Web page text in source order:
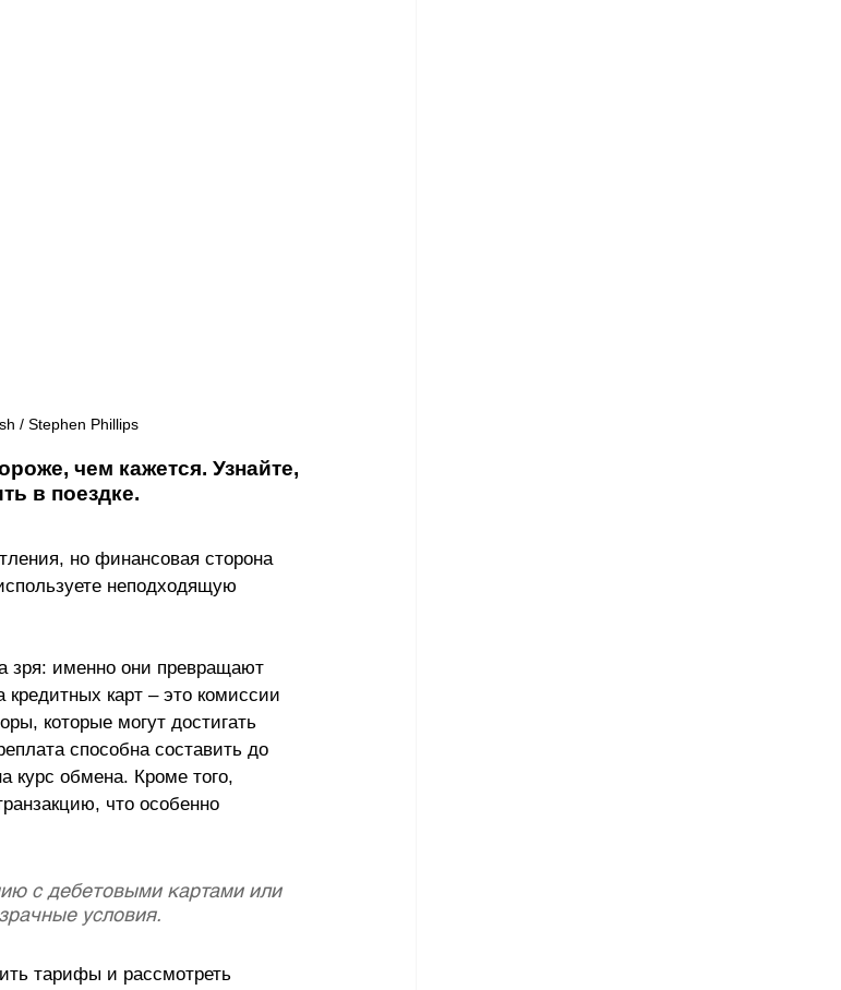
/ Stephen Phillips
чем кажется. Узнайте,
в поездке.
но финансовая сторона
неподходящую
зря: именно они превращают
карт – это комиссии
которые могут достигать
способна составить до
курс обмена. Кроме того,
что особенно
с дебетовыми картами или
условия.
тарифы и рассмотреть